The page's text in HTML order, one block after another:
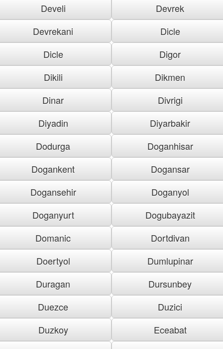
Develi
Devrek
Devrekani
Dicle
Dicle
Digor
Dikili
Dikmen
Dinar
Divrigi
Diyadin
Diyarbakir
Dodurga
Doganhisar
Dogankent
Dogansar
Dogansehir
Doganyol
Doganyurt
Dogubayazit
Domanic
Dortdivan
Doertyol
Dumlupinar
Duragan
Dursunbey
Duezce
Duzici
Duzkoy
Eceabat